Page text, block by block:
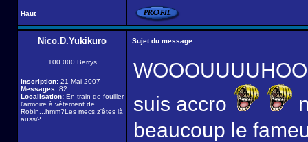
Haut
Nico.D.Yukikuro Sujet du message:
100 000 Berrys
Inscription: 21 Mai 2007
Messages: 82
Localisation: En train de fouiller
l'armoire à vêtement de
Robin...hmm?Les mecs,z'êtes là
aussi?
suis accro
beaucoup le